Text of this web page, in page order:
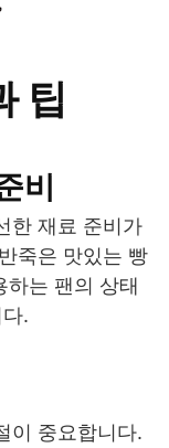
팁
비
한 재료 준비가
죽은 맛있는 빵
하는 팬의 상태
.
이 중요합니다.